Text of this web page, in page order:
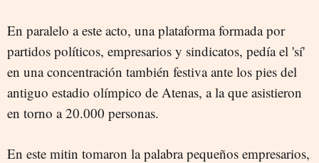
En paralelo a este acto, una plataforma formada por
partidos políticos, empresarios y sindicatos, pedía el 'sí'
en una concentración también festiva ante los pies del
antiguo estadio olímpico de Atenas, a la que asistieron
en torno a 20.000 personas.
En este mitin tomaron la palabra pequeños empresarios,